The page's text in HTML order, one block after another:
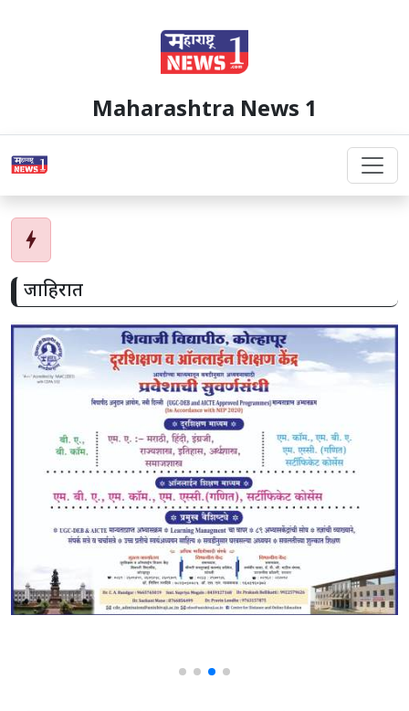
Maharashtra News 1
bolt
जाहिरात